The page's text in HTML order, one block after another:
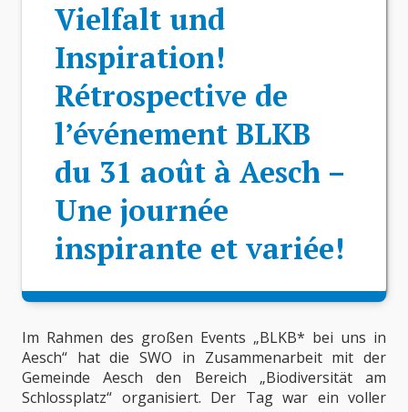
Vielfalt und
Inspiration!
Rétrospective de
l’événement BLKB
du 31 août à Aesch –
Une journée
inspirante et variée!
Im Rahmen des großen Events „BLKB* bei uns in
Aesch“ hat die SWO in Zusammenarbeit mit der
Gemeinde Aesch den Bereich „Biodiversität am
Schlossplatz“ organisiert. Der Tag war ein voller